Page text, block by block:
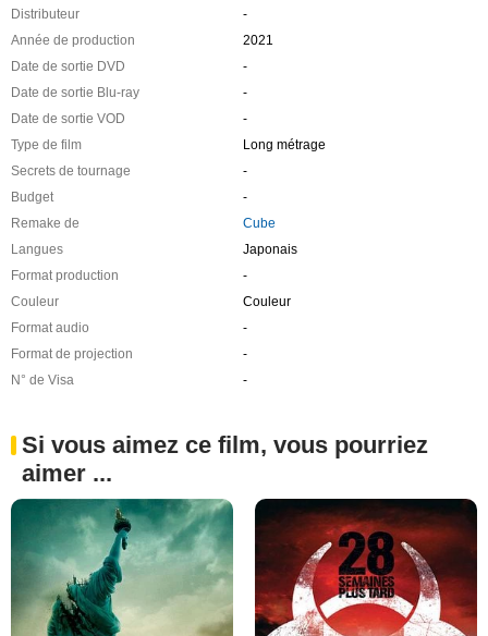
Distributeur
-
Année de production
2021
Date de sortie DVD
-
Date de sortie Blu-ray
-
Date de sortie VOD
-
Type de film
Long métrage
Secrets de tournage
-
Budget
-
Remake de
Cube
Langues
Japonais
Format production
-
Couleur
Couleur
Format audio
-
Format de projection
-
N° de Visa
-
Si vous aimez ce film, vous pourriez
aimer ...